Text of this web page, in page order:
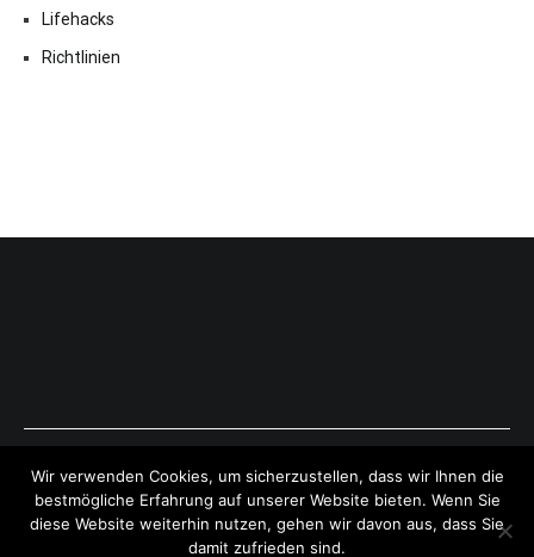
Lifehacks
Richtlinien
Copyright © 2026ExpressAntworten.com. All rights reserved.
Theme:Cenote by ThemeGrill. Powered byWordPress .
Wir verwenden Cookies, um sicherzustellen, dass wir Ihnen die
bestmögliche Erfahrung auf unserer Website bieten. Wenn Sie
diese Website weiterhin nutzen, gehen wir davon aus, dass Sie
damit zufrieden sind.